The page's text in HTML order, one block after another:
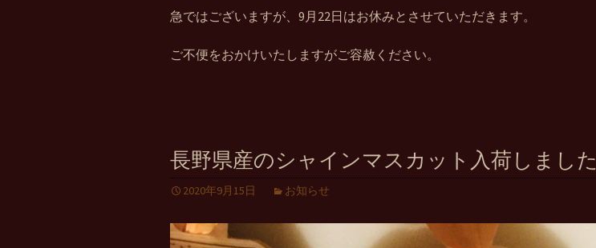
急ではございますが、9月22日はお休みとさせていただきます。
ご不便をおかけいたしますがご容赦ください。
長野県産のシャインマスカット入荷しました
2020年9月15日 お知らせ